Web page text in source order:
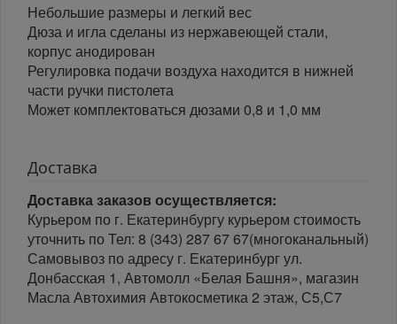
Небольшие размеры и легкий вес
Дюза и игла сделаны из нержавеющей стали,
корпус анодирован
Регулировка подачи воздуха находится в нижней
части ручки пистолета
Может комплектоваться дюзами 0,8 и 1,0 мм
Доставка
Доставка заказов осуществляется:
Курьером по г. Екатеринбургу курьером стоимость
уточнить по Тел: 8 (343) 287 67 67(многоканальный)
Самовывоз по адресу г. Екатеринбург ул.
Донбасская 1, Автомолл «Белая Башня», магазин
Масла Автохимия Автокосметика 2 этаж, С5,С7